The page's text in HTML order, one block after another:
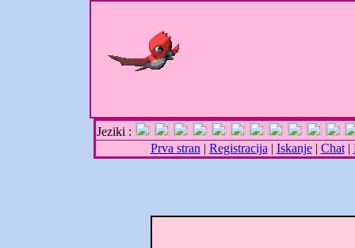
Jeziki :
Prva stran | Registracija | Iskanje| Chat|